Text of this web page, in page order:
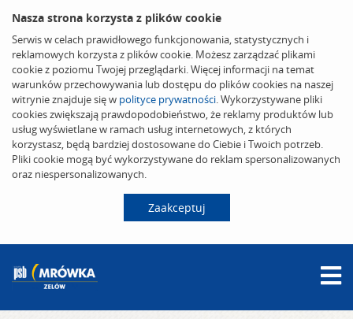
Nasza strona korzysta z plików cookie
Serwis w celach prawidłowego funkcjonowania, statystycznych i
reklamowych korzysta z plików cookie. Możesz zarządzać plikami
cookie z poziomu Twojej przeglądarki. Więcej informacji na temat
warunków przechowywania lub dostępu do plików cookies na naszej
witrynie znajduje się w polityce prywatności. Wykorzystywane pliki
cookies zwiększają prawdopodobieństwo, że reklamy produktów lub
usług wyświetlane w ramach usług internetowych, z których
korzystasz, będą bardziej dostosowane do Ciebie i Twoich potrzeb.
Pliki cookie mogą być wykorzystywane do reklam spersonalizowanych
oraz niespersonalizowanych.
Zaakceptuj